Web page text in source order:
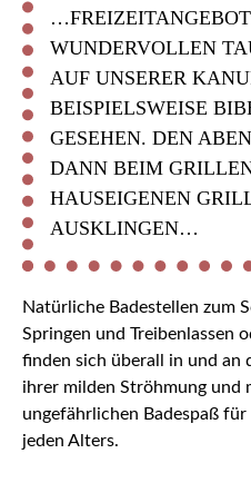
WUNDERVOLLEN
AUF UNSERER
BEISPIELSWEISE
GESEHEN. DEN
ANN BEIM GRILLEN
AUSEIGENEN
USKLINGEN…
Natürliche Badestellen zum
Springen und Treibenlassen
finden sich überall in und an
ihrer milden Ströhmung und
ungefährlichen Badespaß
jeden Alters.